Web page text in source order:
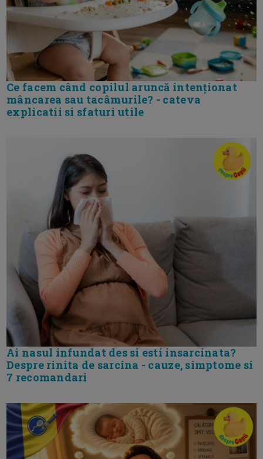
Ce facem când copilul aruncă intenționat
mâncarea sau tacâmurile? - cateva
explicatii si sfaturi utile
Ai nasul infundat des si esti insarcinata?
Despre rinita de sarcina - cauze, simptome si
7 recomandari